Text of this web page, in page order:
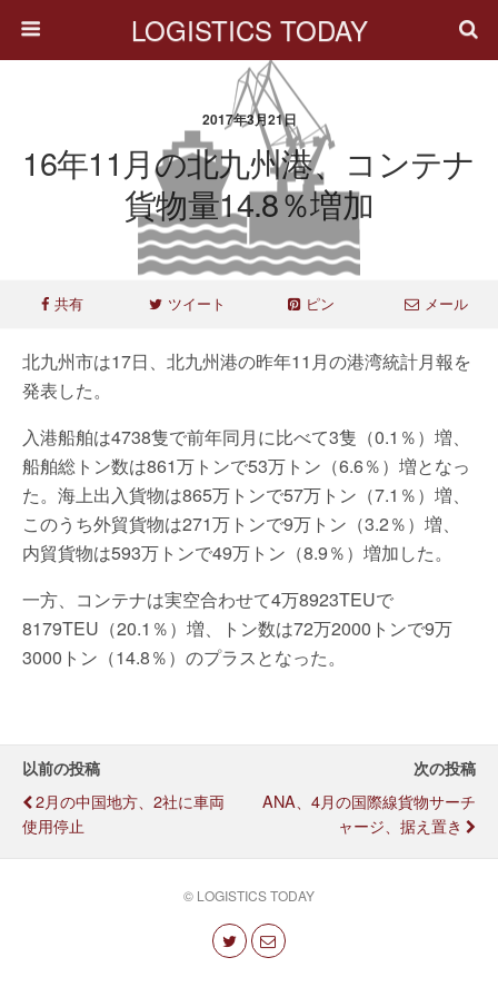
LOGISTICS TODAY
2017年3月21日
16年11月の北九州港、コンテナ
貨物量14.8％増加
共有 ツイート ピン メール
北九州市は17日、北九州港の昨年11月の港湾統計月報を
発表した。
入港船舶は4738隻で前年同月に比べて3隻（0.1％）増、
船舶総トン数は861万トンで53万トン（6.6％）増となっ
た。海上出入貨物は865万トンで57万トン（7.1％）増、
このうち外貿貨物は271万トンで9万トン（3.2％）増、
内貿貨物は593万トンで49万トン（8.9％）増加した。
一方、コンテナは実空合わせて4万8923TEUで
8179TEU（20.1％）増、トン数は72万2000トンで9万
3000トン（14.8％）のプラスとなった。
以前の投稿
2月の中国地方、2社に車両
使用停止
次の投稿
ANA、4月の国際線貨物サーチ
ャージ、据え置き
© LOGISTICS TODAY